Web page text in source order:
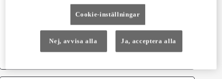
Fyrhjulsdrift
Växellåda
Automat
Cookie-inställningar
Nej, avvisa alla Ja, acceptera alla